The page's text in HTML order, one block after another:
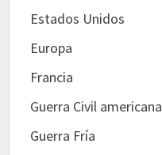
Estados Unidos
Europa
Francia
Guerra Civil americana
Guerra Fría